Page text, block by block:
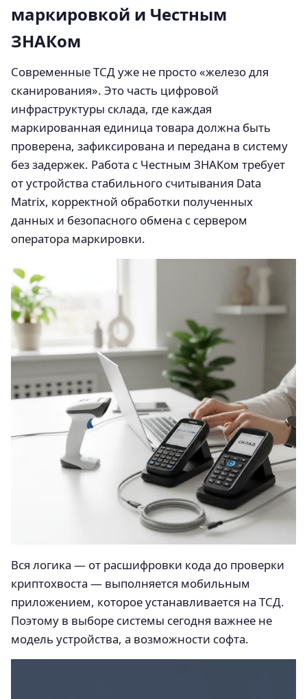
маркировкой и Честным
ЗНАКом
Современные ТСД уже не просто «железо для
сканирования». Это часть цифровой
инфраструктуры склада, где каждая
маркированная единица товара должна быть
проверена, зафиксирована и передана в систему
без задержек. Работа с Честным ЗНАКом требует
от устройства стабильного считывания Data
Matrix, корректной обработки полученных
данных и безопасного обмена с сервером
оператора маркировки.
Вся логика — от расшифровки кода до проверки
криптохвоста — выполняется мобильным
приложением, которое устанавливается на ТСД.
Поэтому в выборе системы сегодня важнее не
модель устройства, а возможности софта.